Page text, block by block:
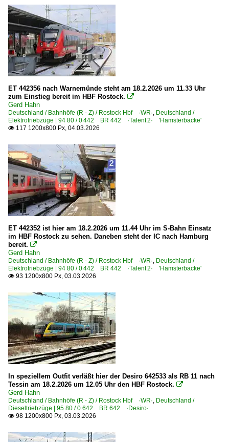
0 628 BR 628 · 928 · BR 629
0 642 BR 642 ·Desiro·
0 642 BR 642 ·Desiro· Private
0 643 BR 643 ·Talent·
0 643 BR 643 ·Talent· Private
0 646 BR 646 · 946 ·GTW 2/6·
Dieseltriebzüge | bis 1970 und Altbautriebzüge
DR VT 2.09 · DR 171 · DR 172 · BR 771 · BR 772
E-Loks | Drehstrom | 91 80
6 101 BR 101
6 101 BR 101 Lokportraits
6 101 BR 101 Werbeloks
6 120 BR 120.1
6 145 BR 145 ·Traxx AC·
6 146 BR 146 ·Traxx AC1/2·
6 146 BR 146 ·Traxx AC1/2· Private
6 146 BR 146.5 ·Traxx AC2· IC
6 147 BR 147.5 ·Traxx AC3· IC
6 182 BR 182 ·ES 64 U2·
6 182 BR 182 ·ES 64 U2· Werbeloks
6 185 BR 185 ·Traxx AC1/2· Private
E-Loks | konventionell
6 103 BR 103.1
ET 442356 nach Warnemünde steht am 18.2.2026 um 11.33 Uhr
zum Einstieg bereit im HBF Rostock. 
Gerd Hahn
Deutschland / Bahnhöfe (R - Z) / Rostock Hbf ·WR·, Deutschland /
Elektrotriebzüge | 94 80 / 0 442 BR 442 ·Talent 2· 'Hamsterbacke'
 117 1200x800 Px, 04.03.2026
ET 442352 ist hier am 18.2.2026 um 11.44 Uhr im S-Bahn Einsatz
im HBF Rostock zu sehen. Daneben steht der IC nach Hamburg
bereit. 
Gerd Hahn
Deutschland / Bahnhöfe (R - Z) / Rostock Hbf ·WR·, Deutschland /
Elektrotriebzüge | 94 80 / 0 442 BR 442 ·Talent 2· 'Hamsterbacke'
 93 1200x800 Px, 03.03.2026
In speziellem Outfit verläßt hier der Desiro 642533 als RB 11 nach
Tessin am 18.2.2026 um 12.05 Uhr den HBF Rostock. 
Gerd Hahn
Deutschland / Bahnhöfe (R - Z) / Rostock Hbf ·WR·, Deutschland /
Dieseltriebzüge | 95 80 / 0 642 BR 642 ·Desiro·
 98 1200x800 Px, 03.03.2026